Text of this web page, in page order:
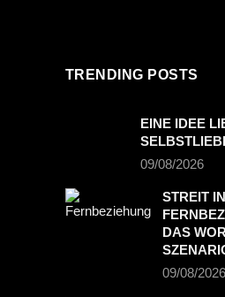
TRENDING POSTS
EINE IDEE
09/08/2026
STREIT IN
DAS
09/08/2026